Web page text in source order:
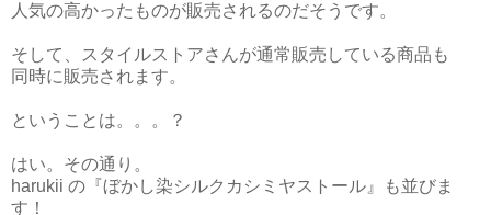
人気の高かったものが販売されるのだそうです。
そして、スタイルストアさんが通常販売している商品も
同時に販売されます。
ということは。。。？
はい。その通り。
harukii の『ぼかし染シルクカシミヤストール』も並びま
す！